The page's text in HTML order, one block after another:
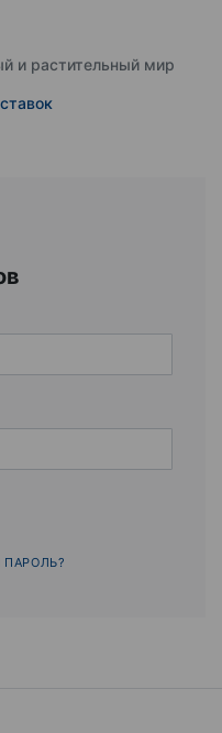
и растительный мир